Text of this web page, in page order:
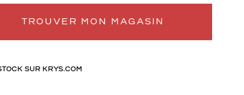
TROUVER MON MAGASIN
SUR KRYS.COM